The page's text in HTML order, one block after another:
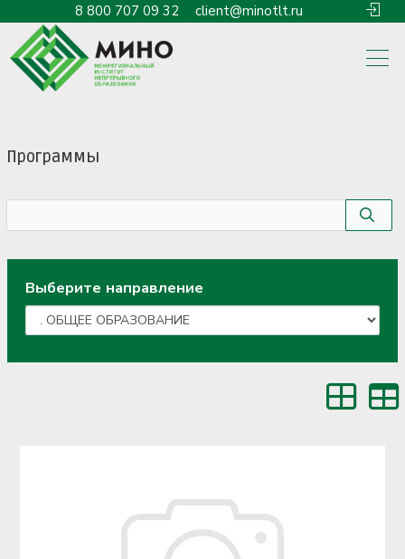
8 800 707 09 32 client@minotlt.ru
Программы
Выберите направление